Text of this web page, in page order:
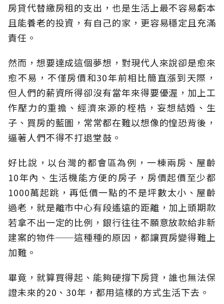
房貸代替繳房租的支出，也是生活上最不容易虧本
且能養老的投資，有自己的家，更容易穩定且充滿
責任。
然而，想要達成這個夢想，對現代人來說卻是愈來
愈不易，不僅房價和30年前相比簡直漲到天際，
但人們的薪資所得卻沒有當年來得要優渥，加上工
作壓力的重擔、經濟來源的桎梏，妄想結婚、生
子、買房的藍圖，常常都在難以想像的惶恐背後，
逼著人們不得不打退堂鼓。
好比說，以台灣的都會區為例，一棟兩房、屋齡
10年內、生活機能方便的房子，房價起價至少都
1000萬起跳，再低價一點的不是坪數太小、屋齡
過老，就是離市中心有段遙遠的距離，加上頭期款
若拿不出一定的比例，銀行往往不願意放款給非新
建案的物件──這種種的原因，都讓買房變得難上
加難。
畢竟，就算買得起、能夠硬撐下房貸，誰也無法保
證未來的20、30年，都用這樣的方式生活下去。